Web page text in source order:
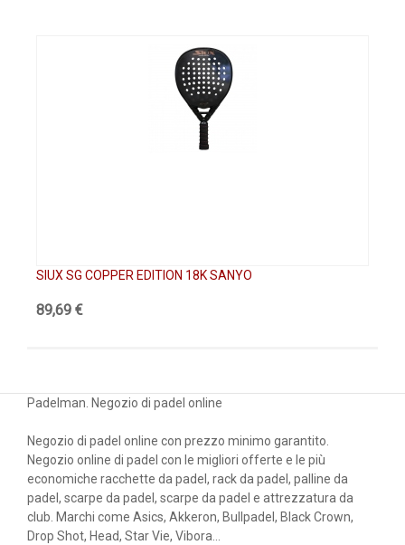
SIUX SG COPPER EDITION 18K SANYO
89,69 €
Padelman. Negozio di padel online
Negozio di padel online con prezzo minimo garantito.
Negozio online di padel con le migliori offerte e le più
economiche racchette da padel, rack da padel, palline da
padel, scarpe da padel, scarpe da padel e attrezzatura da
club. Marchi come Asics, Akkeron, Bullpadel, Black Crown,
Drop Shot, Head, Star Vie, Vibora...